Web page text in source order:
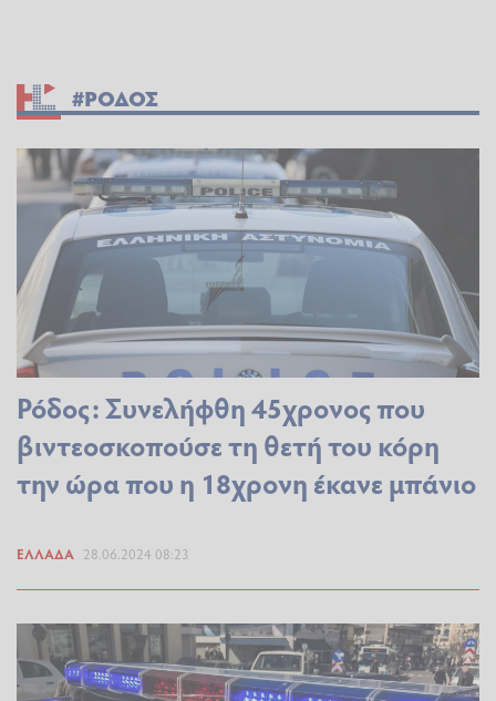
#ΡΟΔΟΣ
Ρόδος: Συνελήφθη 45χρονος που
βιντεοσκοπούσε τη θετή του κόρη
την ώρα που η 18χρονη έκανε μπάνιο
ΕΛΛΆΔΑ 28.06.2024 08:23